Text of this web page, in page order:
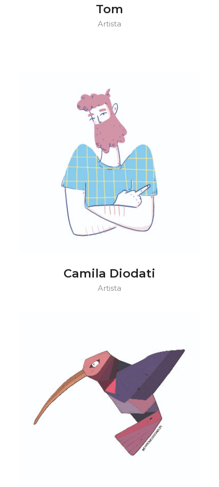
Tom
Artista
Camila Diodati
Artista